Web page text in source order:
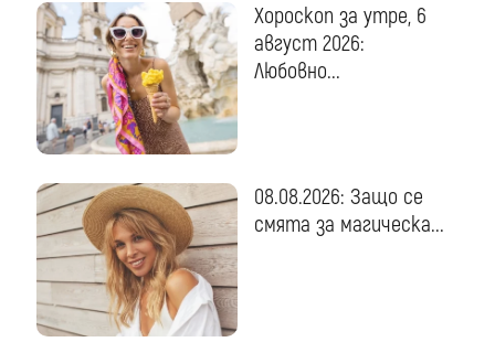
Хороскоп за утре, 6
август 2026:
Любовно...
08.08.2026: Защо се
смята за магическа...